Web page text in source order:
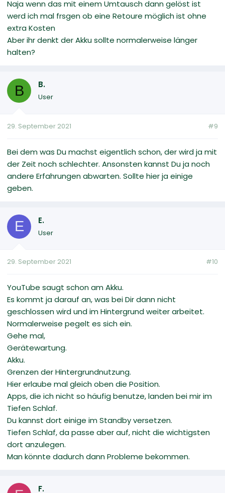
Naja wenn das mit einem Umtausch dann gelöst ist
werd ich mal frsgen ob eine Retoure möglich ist ohne
extra Kosten
Aber ihr denkt der Akku sollte normalerweise länger
halten?
B B.
User
29. September 2021 #9
Bei dem was Du machst eigentlich schon, der wird ja mit
der Zeit noch schlechter. Ansonsten kannst Du ja noch
andere Erfahrungen abwarten. Sollte hier ja einige
geben.
E E.
User
29. September 2021 #10
YouTube saugt schon am Akku.
Es kommt ja darauf an, was bei Dir dann nicht
geschlossen wird und im Hintergrund weiter arbeitet.
Normalerweise pegelt es sich ein.
Gehe mal,
Gerätewartung.
Akku.
Grenzen der Hintergrundnutzung.
Hier erlaube mal gleich oben die Position.
Apps, die ich nicht so häufig benutze, landen bei mir im
Tiefen Schlaf.
Du kannst dort einige im Standby versetzen.
Tiefen Schlaf, da passe aber auf, nicht die wichtigsten
dort anzulegen.
Man könnte dadurch dann Probleme bekommen.
F.